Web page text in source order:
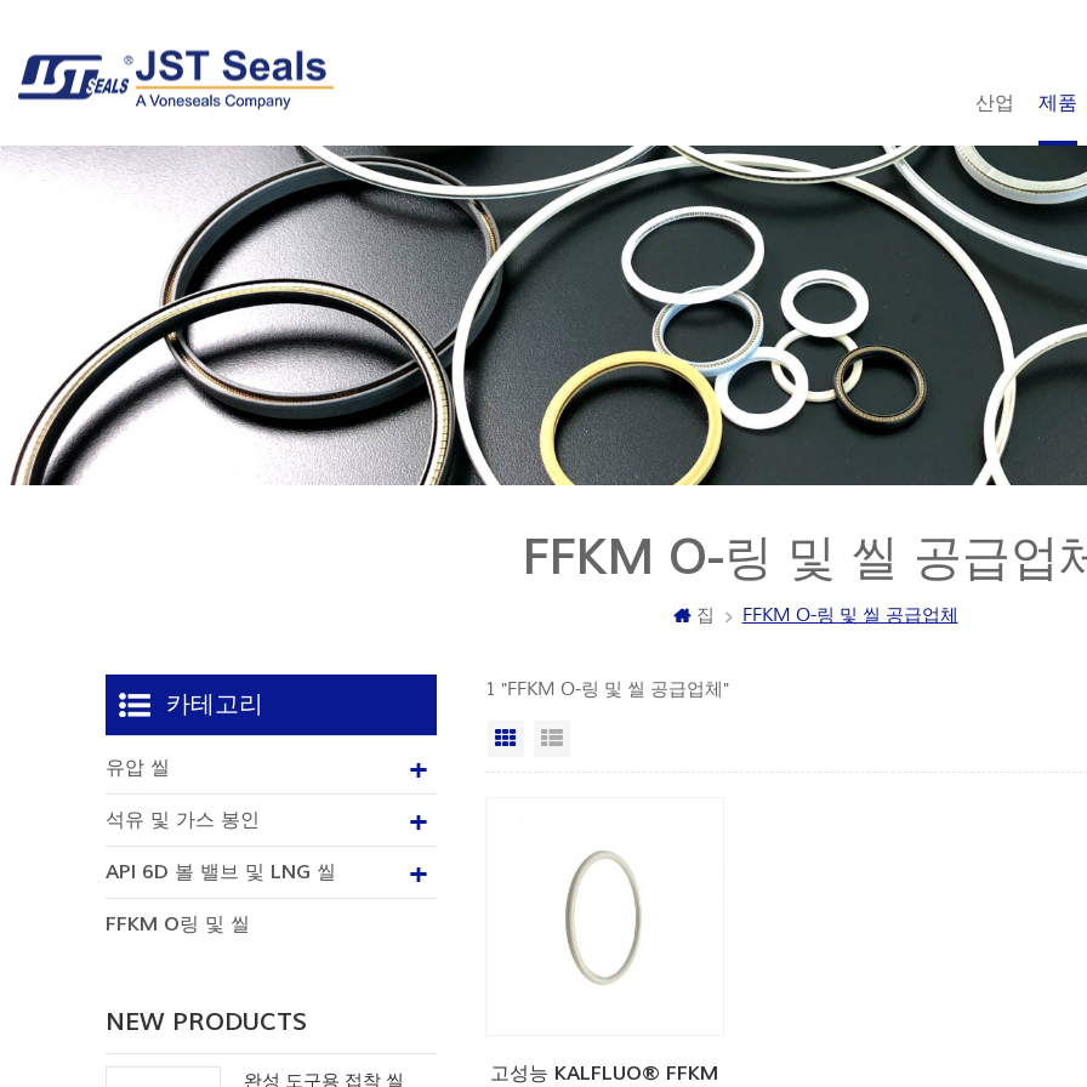
산업 제품
FFKM O-링 및 씰 공급업
집 FFKM O-링 및 씰 공급업체
1 "FFKM O-링 및 씰 공급업체"
격자보기
고성능 KALFLUO® FFKM
카테고리
유압 씰
석유 및 가스 봉인
API 6D 볼 밸브 및 LNG 씰
FFKM O링 및 씰
NEW PRODUCTS
완성 도구용 접착 씰